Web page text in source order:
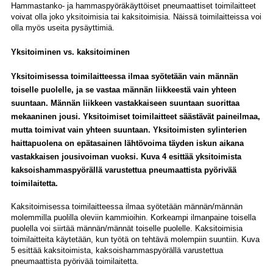
Hammastanko- ja hammaspyöräkäyttöiset pneumaattiset toimilaitteet
voivat olla joko yksitoimisia tai kaksitoimisia. Näissä toimilaitteissa voi
olla myös useita pysäyttimiä.
Yksitoiminen vs. kaksitoiminen
Yksitoimisessa toimilaitteessa ilmaa syötetään vain männän
toiselle puolelle, ja se vastaa männän liikkeestä vain yhteen
suuntaan. Männän liikkeen vastakkaiseen suuntaan suorittaa
mekaaninen jousi. Yksitoimiset toimilaitteet säästävät paineilmaa,
mutta toimivat vain yhteen suuntaan. Yksitoimisten sylinterien
haittapuolena on epätasainen lähtövoima täyden iskun aikana
vastakkaisen jousivoiman vuoksi. Kuva 4 esittää yksitoimista
kaksoishammaspyörällä varustettua pneumaattista pyörivää
toimilaitetta.
Kaksitoimisessa toimilaitteessa ilmaa syötetään männän/männän
molemmilla puolilla oleviin kammioihin. Korkeampi ilmanpaine toisella
puolella voi siirtää männän/männät toiselle puolelle. Kaksitoimisia
toimilaitteita käytetään, kun työtä on tehtävä molempiin suuntiin. Kuva
5 esittää kaksitoimista, kaksoishammaspyörällä varustettua
pneumaattista pyörivää toimilaitetta.